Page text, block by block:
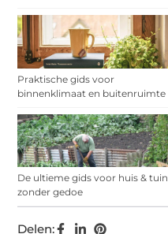
Praktische gids voor
binnenklimaat en buitenruimte
De ultieme gids voor huis & tuin
zonder gedoe
Delen: